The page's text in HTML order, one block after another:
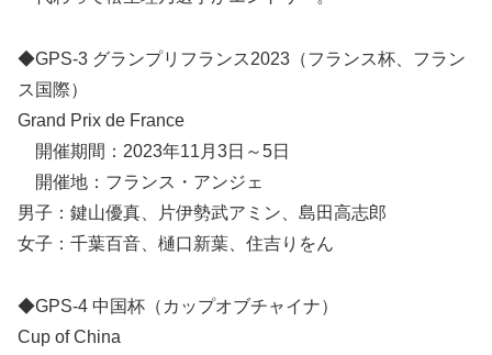
◆GPS-3 グランプリフランス2023（フランス杯、フラン
ス国際）
Grand Prix de France
開催期間：2023年11月3日～5日
開催地：フランス・アンジェ
男子：鍵山優真、片伊勢武アミン、島田高志郎
女子：千葉百音、樋口新葉、住吉りをん
◆GPS-4 中国杯（カップオブチャイナ）
Cup of China